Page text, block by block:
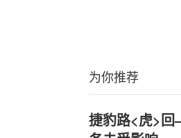
为你推荐
捷豹路<虎>